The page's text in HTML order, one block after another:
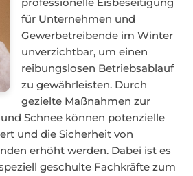
für Unternehmen und
Gewerbetreibende im Winter
unverzichtbar, um einen
reibungslosen Betriebsablauf
zu gewährleisten. Durch
gezielte Maßnahmen zur
Schnee können potenzielle
und die Sicherheit von
erhöht werden. Dabei ist es
geschulte Fachkräfte zum